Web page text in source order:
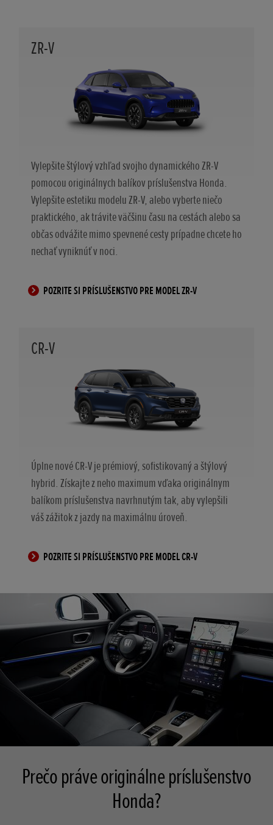
ZR-V
Vylepšite štýlový vzhľad svojho dynamického ZR-V
pomocou originálnych balíkov príslušenstva Honda.
Vylepšite estetiku modelu ZR-V, alebo vyberte niečo
praktického, ak trávite väčšinu času na cestách alebo sa
občas odvážite mimo spevnené cesty prípadne chcete ho
nechať vyniknúť v noci.
POZRITE SI PRÍSLUŠENSTVO PRE MODEL ZR-V
CR-V
Úplne nové CR-V je prémiový, sofistikovaný a štýlový
hybrid. Získajte z neho maximum vďaka originálnym
balíkom príslušenstva navrhnutým tak, aby vylepšili
váš zážitok z jazdy na maximálnu úroveň.
POZRITE SI PRÍSLUŠENSTVO PRE MODEL CR-V
Prečo práve originálne príslušenstvo
Honda?